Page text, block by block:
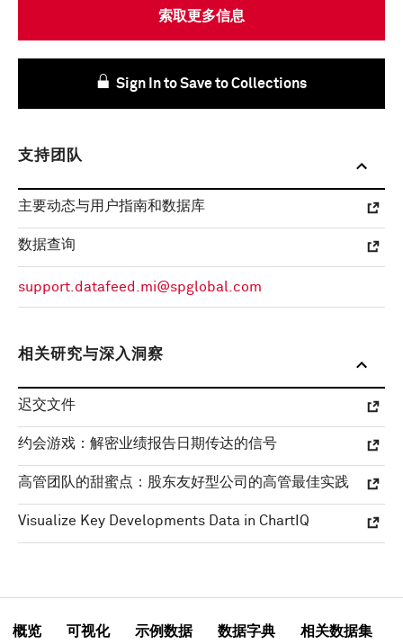
索取更多信息
Sign In to Save to Collections
支持团队
主要动态与用户指南和数据库
数据查询
support.datafeed.mi@spglobal.com
相关研究与深入洞察
迟交文件
约会游戏：解密业绩报告日期传达的信号
高管团队的甜蜜点：股东友好型公司的高管最佳实践
Visualize Key Developments Data in ChartIQ
概览 可视化 示例数据 数据字典 相关数据集